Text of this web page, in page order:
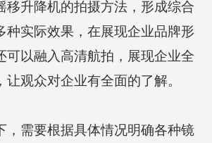
移升降机的拍摄方法，形成综合
种实际效果，在展现企业品牌形
可以融入高清航拍，展现企业全
观众对企业有全面的了解。
，需要根据具体情况明确各种镜